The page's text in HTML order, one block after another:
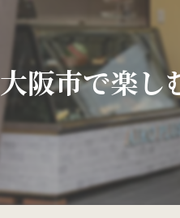
デザート
アラカルト
ドリンク
パーティ
大阪市で楽し